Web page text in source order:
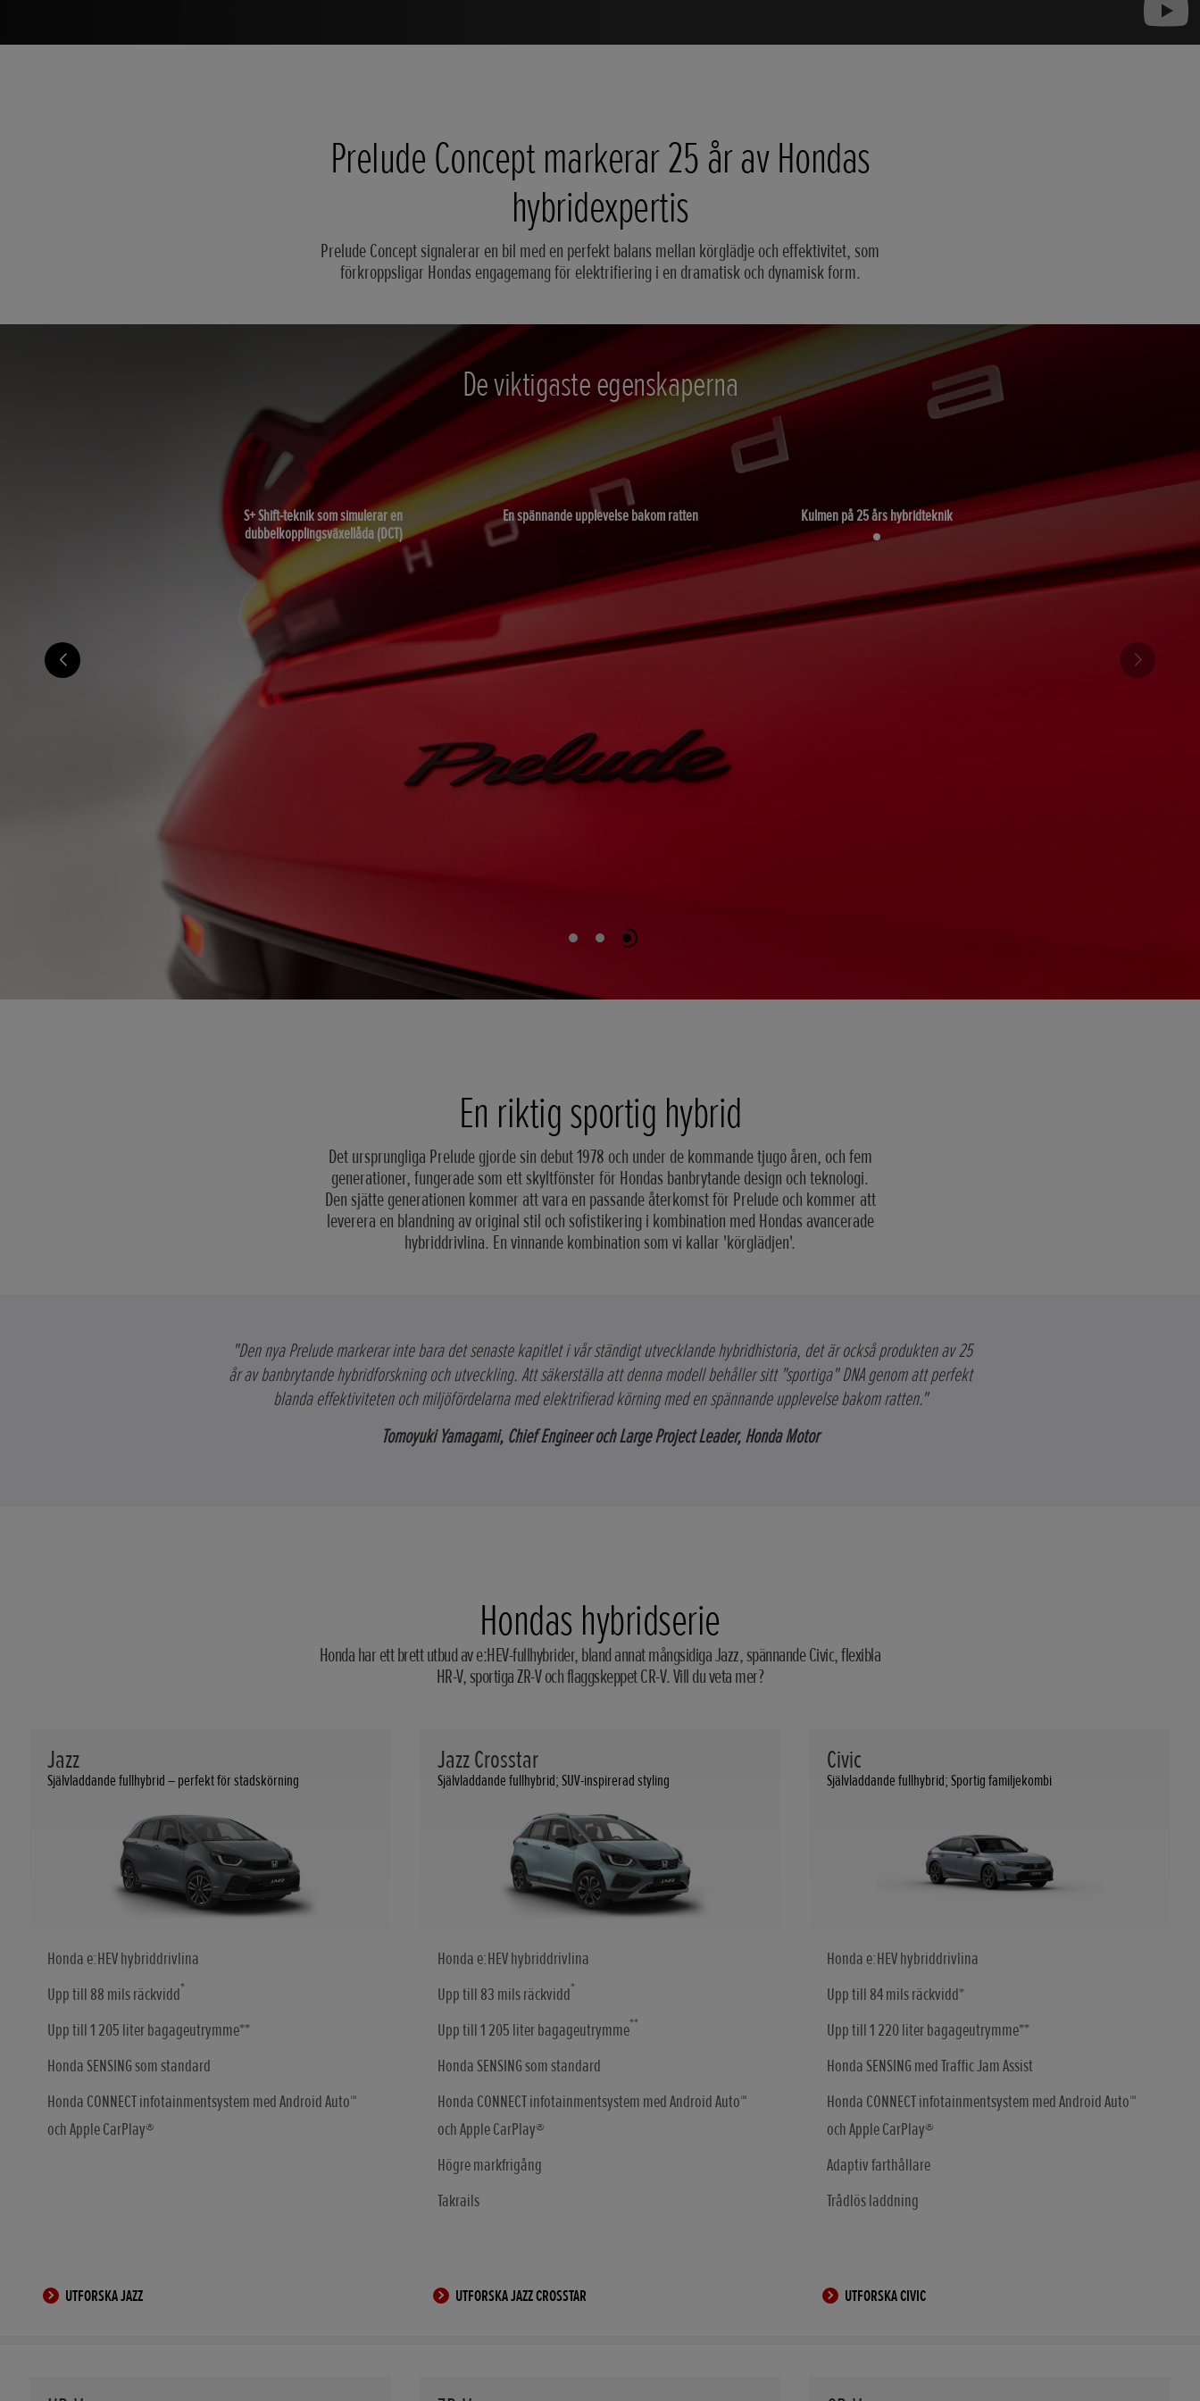
Prelude Concept markerar 25 år av Hondas
hybridexpertis
Prelude Concept signalerar en bil med en perfekt balans mellan körglädje och effektivitet, som
förkroppsligar Hondas engagemang för elektrifiering i en dramatisk och dynamisk form.
De viktigaste egenskaperna
S+ Shift-teknik som simulerar en
dubbelkopplingsväxellåda (DCT)
En spännande upplevelse bakom ratten Kulmen på 25 års hybridteknik
En riktig sportig hybrid
Det ursprungliga Prelude gjorde sin debut 1978 och under de kommande tjugo åren, och fem
generationer, fungerade som ett skyltfönster för Hondas banbrytande design och teknologi.
Den sjätte generationen kommer att vara en passande återkomst för Prelude och kommer att
leverera en blandning av original stil och sofistikering i kombination med Hondas avancerade
hybriddrivlina. En vinnande kombination som vi kallar 'körglädjen'.
"Den nya Prelude markerar inte bara det senaste kapitlet i vår ständigt utvecklande hybridhistoria, det är också produkten av 25
år av banbrytande hybridforskning och utveckling. Att säkerställa att denna modell behåller sitt "sportiga" DNA genom att perfekt
blanda effektiviteten och miljöfördelarna med elektrifierad körning med en spännande upplevelse bakom ratten."
Tomoyuki Yamagami, Chief Engineer och Large Project Leader, Honda Motor
Hondas hybridserie
Honda har ett brett utbud av e:HEV-fullhybrider, bland annat mångsidiga Jazz, spännande Civic, flexibla
HR-V, sportiga ZR-V och flaggskeppet CR-V. Vill du veta mer?
Jazz
Självladdande fullhybrid – perfekt för stadskörning
Honda e:HEV hybriddrivlina
Upp till 88 mils räckvidd*
Upp till 1 205 liter bagageutrymme**
Honda SENSING som standard
Honda CONNECT infotainmentsystem med Android Auto™
och Apple CarPlay®
UTFORSKA JAZZ
Jazz Crosstar
Självladdande fullhybrid; SUV-inspirerad styling
Honda e:HEV hybriddrivlina
Upp till 83 mils räckvidd*
Upp till 1 205 liter bagageutrymme**
Honda SENSING som standard
Honda CONNECT infotainmentsystem med Android Auto™
och Apple CarPlay®
Högre markfrigång
Takrails
UTFORSKA JAZZ CROSSTAR
Civic
Självladdande fullhybrid; Sportig familjekombi
Honda e:HEV hybriddrivlina
Upp till 84 mils räckvidd*
Upp till 1 220 liter bagageutrymme**
Honda SENSING med Traffic Jam Assist
Honda CONNECT infotainmentsystem med Android Auto™
och Apple CarPlay®
Adaptiv farthållare
Trådlös laddning
UTFORSKA CIVIC